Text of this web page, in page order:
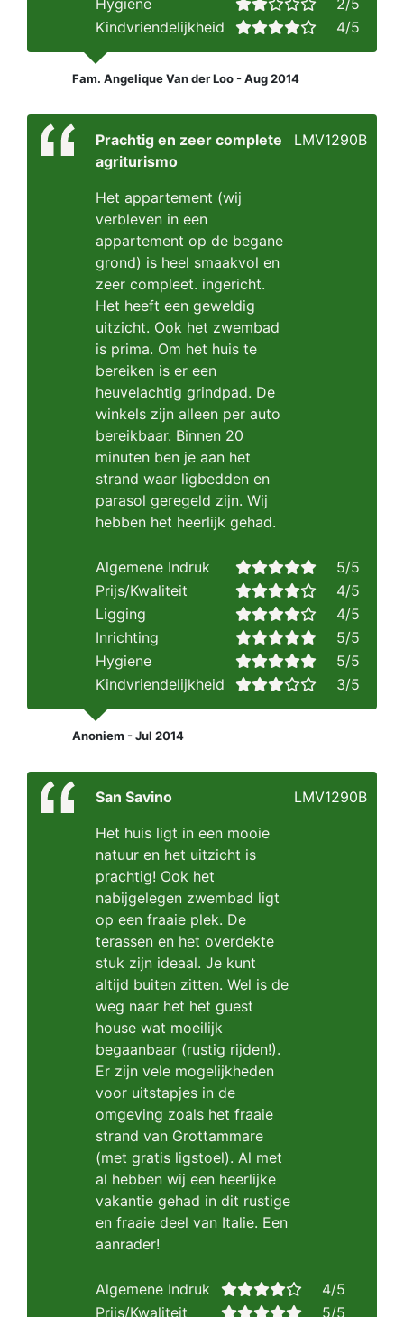
Hygiene
2/5
Kindvriendelijkheid
4/5
Fam. Angelique Van der Loo - Aug 2014
Prachtig en zeer complete
agriturismo
Het appartement (wij
verbleven in een
appartement op de begane
grond) is heel smaakvol en
zeer compleet. ingericht.
Het heeft een geweldig
uitzicht. Ook het zwembad
is prima. Om het huis te
bereiken is er een
heuvelachtig grindpad. De
winkels zijn alleen per auto
bereikbaar. Binnen 20
minuten ben je aan het
strand waar ligbedden en
parasol geregeld zijn. Wij
hebben het heerlijk gehad.
LMV1290B
Algemene Indruk
5/5
Prijs/Kwaliteit
4/5
Ligging
4/5
Inrichting
5/5
Hygiene
5/5
Kindvriendelijkheid
3/5
Anoniem - Jul 2014
San Savino
Het huis ligt in een mooie
natuur en het uitzicht is
prachtig! Ook het
nabijgelegen zwembad ligt
op een fraaie plek. De
terassen en het overdekte
stuk zijn ideaal. Je kunt
altijd buiten zitten. Wel is de
weg naar het het guest
house wat moeilijk
begaanbaar (rustig rijden!).
Er zijn vele mogelijkheden
voor uitstapjes in de
omgeving zoals het fraaie
strand van Grottammare
(met gratis ligstoel). Al met
al hebben wij een heerlijke
vakantie gehad in dit rustige
en fraaie deel van Italie. Een
aanrader!
LMV1290B
Algemene Indruk
4/5
Prijs/Kwaliteit
5/5